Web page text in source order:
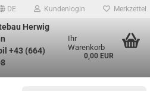
DE Kundenlogin Merkzettel
Herwig
+43 (664)
Ihr
Warenkorb
0,00 EUR